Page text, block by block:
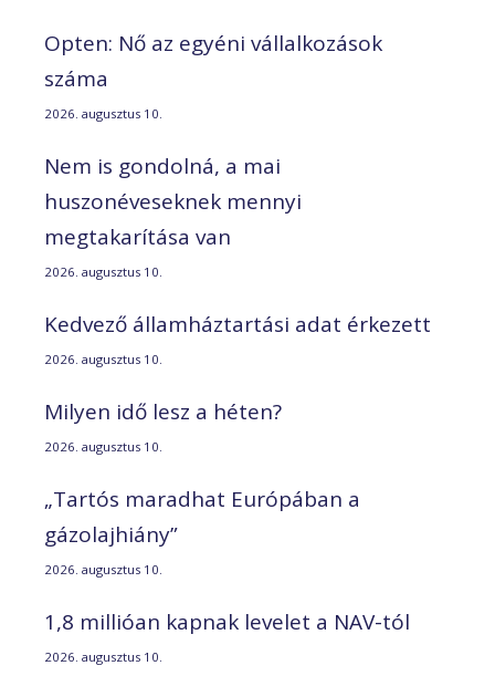
Opten: Nő az egyéni vállalkozások
száma
2026. augusztus 10.
Nem is gondolná, a mai
huszonéveseknek mennyi
megtakarítása van
2026. augusztus 10.
Kedvező államháztartási adat érkezett
2026. augusztus 10.
Milyen idő lesz a héten?
2026. augusztus 10.
„Tartós maradhat Európában a
gázolajhiány”
2026. augusztus 10.
1,8 millióan kapnak levelet a NAV-tól
2026. augusztus 10.